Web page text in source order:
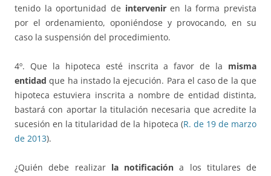
tenido la oportunidad de interveniren la forma prevista
por el ordenamiento, oponiéndose y provocando, en su
caso la suspensión del procedimiento.
4º. Que la hipoteca esté inscrita a favor de la misma
entidad que ha instado la ejecución. Para el caso de la que
hipoteca estuviera inscrita a nombre de entidad distinta,
bastará con aportar la titulación necesaria que acredite la
sucesión en la titularidad de la hipoteca (R. de 19 de marzo
de 2013).
¿Quién debe realizar la notificación a los titulares de